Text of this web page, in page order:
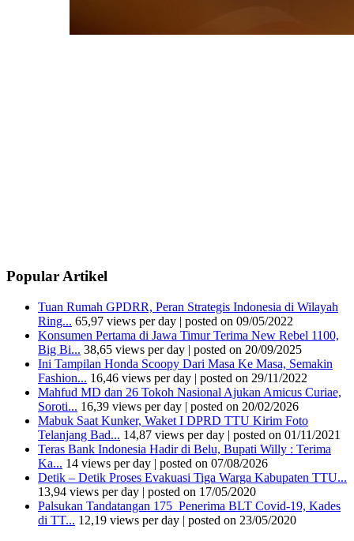
Popular Artikel
Tuan Rumah GPDRR, Peran Strategis Indonesia di Wilayah
Ring... 65,97 views per day | posted on 09/05/2022
Konsumen Pertama di Jawa Timur Terima New Rebel 1100,
Big Bi... 38,65 views per day | posted on 20/09/2025
Ini Tampilan Honda Scoopy Dari Masa Ke Masa, Semakin
Fashion... 16,46 views per day | posted on 29/11/2022
Mahfud MD dan 26 Tokoh Nasional Ajukan Amicus Curiae,
Soroti... 16,39 views per day | posted on 20/02/2026
Mabuk Saat Kunker, Waket I DPRD TTU Kirim Foto
Telanjang Bad... 14,87 views per day | posted on 01/11/2021
Teras Bank Indonesia Hadir di Belu, Bupati Willy : Terima
Ka... 14 views per day | posted on 07/08/2026
Detik – Detik Proses Evakuasi Tiga Warga Kabupaten TTU...
13,94 views per day | posted on 17/05/2020
Palsukan Tandatangan 175 Penerima BLT Covid-19, Kades
di TT... 12,19 views per day | posted on 23/05/2020